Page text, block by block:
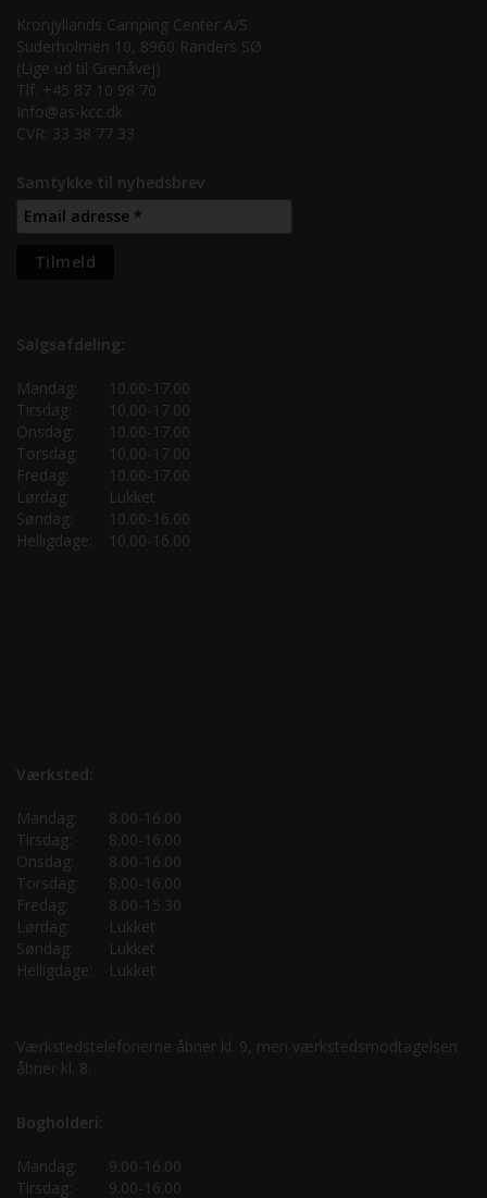
Kronjyllands Camping Center A/S
Suderholmen 10, 8960 Randers SØ
(Lige ud til Grenåvej)
Tlf. +45 87 10 98 70
Info@as-kcc.dk
CVR: 33 38 77 33
Samtykke til nyhedsbrev
Salgsafdeling:
Mandag:
10.00-17.00
Tirsdag:
10.00-17.00
Onsdag:
10.00-17.00
Torsdag:
10.00-17.00
Fredag:
10.00-17.00
Lørdag:
Lukket
Søndag:
10.00-16.00
Helligdage:
10.00-16.00
Værksted:
Mandag:
8.00-16.00
Tirsdag:
8.00-16.00
Onsdag:
8.00-16.00
Torsdag:
8.00-16.00
Fredag:
8.00-15.30
Lørdag:
Lukket
Søndag:
Lukket
Helligdage:
Lukket
Værkstedstelefonerne åbner kl. 9, men værkstedsmodtagelsen
åbner kl. 8.
Bogholderi:
Mandag:
9.00-16.00
Tirsdag:
9.00-16.00